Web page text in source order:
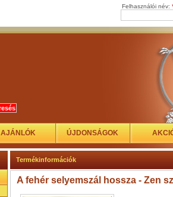
Felhasználói név:
AJÁNLÓK ÚJDONSÁGOK
Termékinformációk
A fehér selyemszál hossza - Zen